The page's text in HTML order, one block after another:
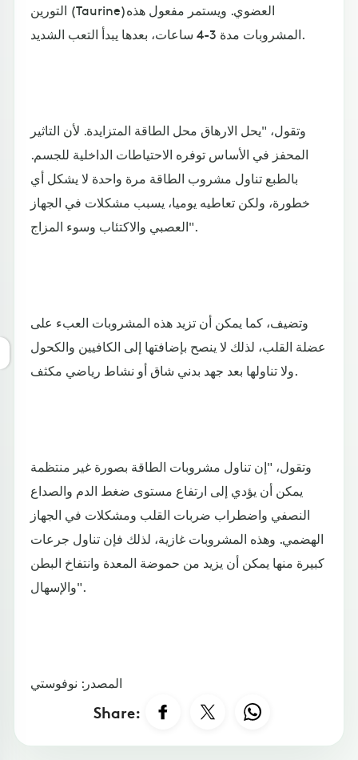
التورين (Taurine)‏ العضوي. ويستمر مفعول هذه
المشروبات مدة 3-4 ساعات، بعدها يبدأ التعب الشديد.
وتقول، "يحل الارهاق محل الطاقة المتزايدة. لأن التاثير
المحفز في الأساس توفره الاحتياطات الداخلية للجسم.
بالطبع تناول مشروب الطاقة مرة واحدة لا يشكل أي
خطورة، ولكن تعاطيه يوميا، يسبب مشكلات في الجهاز
العصبي والاكتئاب وسوء المزاج".
وتضيف، كما يمكن أن تزيد هذه المشروبات العبء على
عضلة القلب، لذلك لا ينصح بإضافتها إلى الكافيين والكحول
ولا تناولها بعد جهد بدني شاق أو نشاط رياضي مكثف.
وتقول، "إن تناول مشروبات الطاقة بصورة غير منتظمة
يمكن أن يؤدي إلى ارتفاع مستوى ضغط الدم والصداع
النصفي واضطراب ضربات القلب ومشكلات في الجهاز
الهضمي. وهذه المشروبات غازية، لذلك فإن تناول جرعات
كبيرة منها يمكن أن يزيد من حموضة المعدة وانتفاخ البطن
والإسهال".
المصدر: نوفوستي
Share: